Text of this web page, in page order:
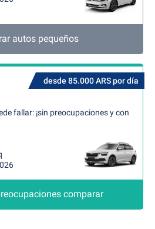
autos pequeños
desde 85.000 ARS por día
fallar: ¡sin preocupaciones y con
comparar